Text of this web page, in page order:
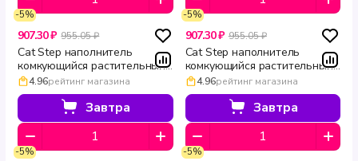
-5%
907.30 ₽ 955.05 ₽
Cat Step наполнитель
комкующийся растительный
Tofu Tutti Frutti 6 л
4.96рейтинг магазина
Завтра
-5%
907.30 ₽ 955.05 ₽
Cat Step наполнитель
комкующийся растительный
Tofu Lotus 6 л
4.96рейтинг магазина
Завтра
-5% -5%